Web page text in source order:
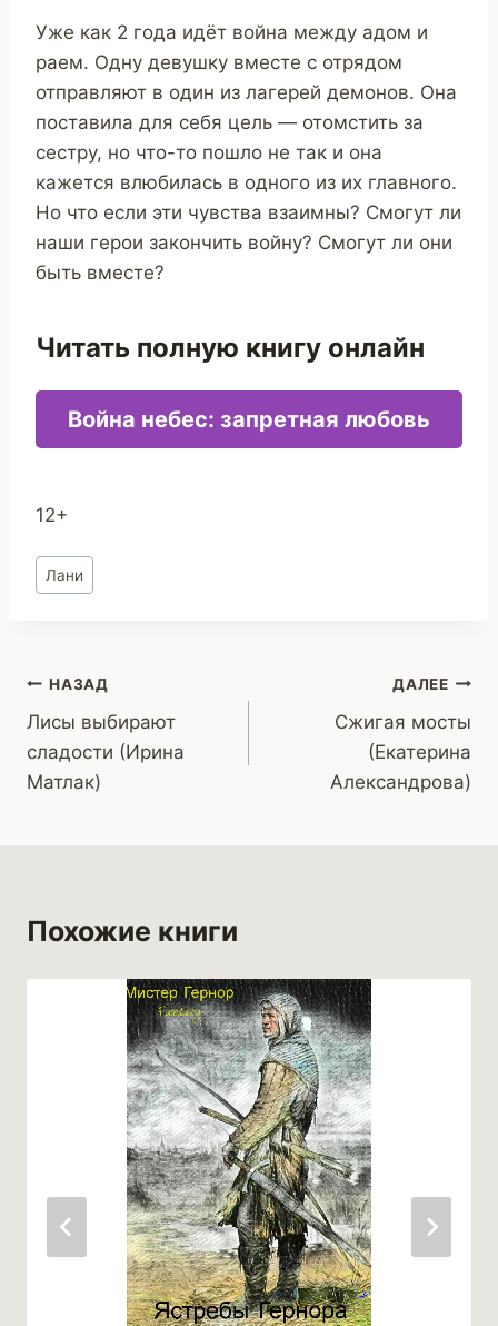
Уже как 2 года идёт война между адом и
раем. Одну девушку вместе с отрядом
отправляют в один из лагерей демонов. Она
поставила для себя цель — отомстить за
сестру, но что-то пошло не так и она
кажется влюбилась в одного из их главного.
Но что если эти чувства взаимны? Смогут ли
наши герои закончить войну? Смогут ли они
быть вместе?
Читать полную книгу онлайн
Война небес: запретная любовь
12+
Метки
записи:
Лани
Навигация
по
записям
НАЗАД
Лисы выбирают
сладости (Ирина
Матлак)
ДАЛЕЕ
Сжигая мосты
(Екатерина
Александрова)
Похожие книги